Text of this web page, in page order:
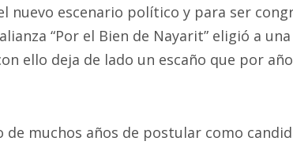
nuevo escenario político y para ser
“Por el Bien de Nayarit” eligió a
ello deja de lado un escaño que por
de muchos años de postular como